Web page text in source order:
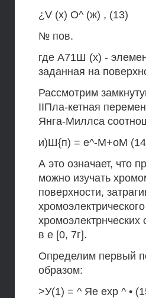
¿V (х) О^ (ж) , (13)
№ пов.
где А71Ш (х) -
заданная на
Рассмотрим
IIПла-кетная
Янга-Миллса
и)Ш{п) = е^-М+оМ
А это означает, что
можно изучать
поверхности,
в е [0, 7г].
Определим первый
образом:
>У(1) = ^ Яе ехр ^ •